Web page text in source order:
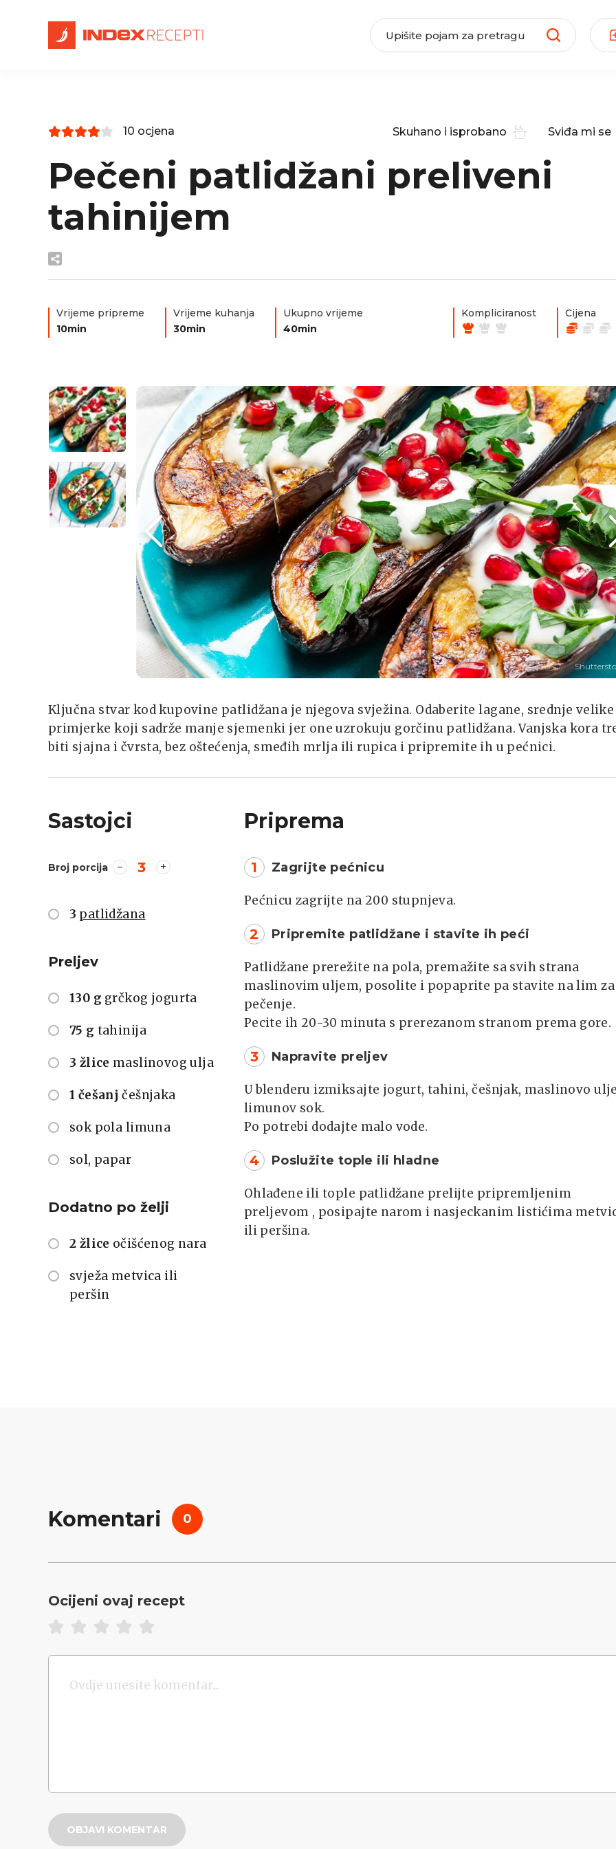
10 ocjena Skuhano i isprobano Sviđa mi se
Pečeni patlidžani preliveni
tahinijem
Vrijeme pripreme
10min
Vrijeme kuhanja
30min
Ukupno vrijeme
40min
Kompliciranost Cijena
Ključna stvar kod kupovine patlidžana je njegova svježina. Odaberite lagane, srednje velike
primjerke koji sadrže manje sjemenki jer one uzrokuju gorčinu patlidžana. Vanjska kora
biti sjajna i čvrsta, bez oštećenja, smeđih mrlja ili rupica i pripremite ih u pećnici.
Sastojci
Broj porcija 3
3 patlidžana
Preljev
130 g grčkog jogurta
75 g tahinija
3 žlice maslinovog ulja
1 češanj češnjaka
sok pola limuna
sol, papar
Dodatno po želji
2 žlice očišćenog nara
svježa metvica ili
peršin
Priprema
1 Zagrijte pećnicu
Pećnicu zagrijte na 200 stupnjeva.
2 Pripremite patlidžane i stavite ih peći
Patlidžane prerežite na pola, premažite sa svih strana
maslinovim uljem, posolite i popaprite pa stavite na lim za
pečenje.
Pecite ih 20-30 minuta s prerezanom stranom prema gore.
3 Napravite preljev
U blenderu izmiksajte jogurt, tahini, češnjak, maslinovo
limunov sok.
Po potrebi dodajte malo vode.
4 Poslužite tople ili hladne
Ohlađene ili tople patlidžane prelijte pripremljenim
preljevom , posipajte narom i nasjeckanim listićima
ili peršina.
Komentari 0
Ocijeni ovaj recept
OBJAVI KOMENTAR